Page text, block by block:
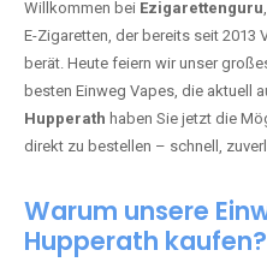
Willkommen bei Ezigarettenguru
E-Zigaretten, der bereits seit 2013
berät. Heute feiern wir unser
besten Einweg Vapes, die aktuell
Hupperath haben Sie jetzt die
direkt zu bestellen – schnell,
Warum unsere
Hupperath kaufen?